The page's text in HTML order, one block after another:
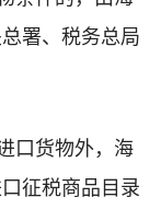
署、税务总局
口货物外，海
征税商品目录